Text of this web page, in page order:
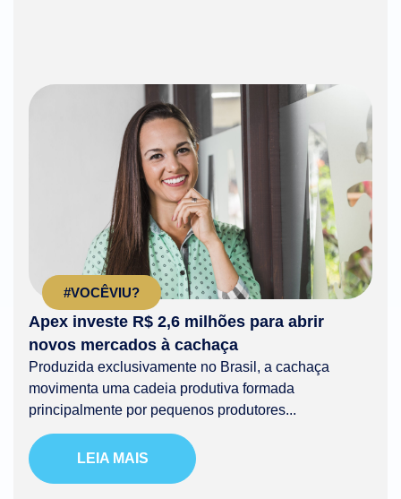
#VOCÊVIU?
Apex investe R$ 2,6 milhões para abrir
novos mercados à cachaça
Produzida exclusivamente no Brasil, a cachaça
movimenta uma cadeia produtiva formada
principalmente por pequenos produtores...
LEIA MAIS